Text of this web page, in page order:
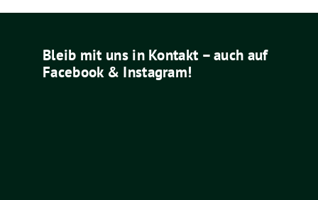
Bleib mit uns in Kontakt – auch auf
Facebook & Instagram!